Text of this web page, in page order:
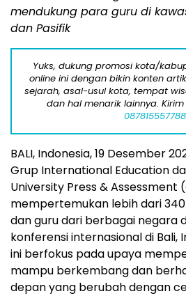
mendukung para guru di
dan Pasifik
Yuks, dukung promosi kota/
online ini dengan bikin konten
sejarah, asal-usul kota, tempat
dan hal menarik lainnya.
BALI, Indonesia, 19 Desember
Grup International Education
University Press & Assessment (
mempertemukan lebih dari
dan guru dari berbagai negara
konferensi internasional di Bali,
ini berfokus pada upaya
mampu berkembang dan
depan yang berubah dengan